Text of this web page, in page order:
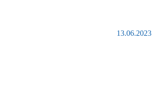
13.06.2023